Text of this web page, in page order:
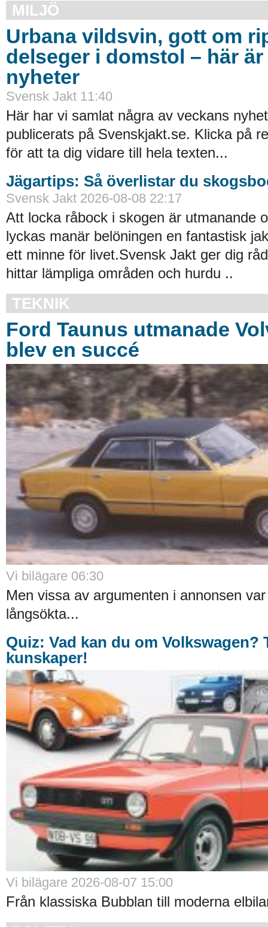
MILJÖ
Urbana vildsvin, gott om
delseger i domstol – här
nyheter
Svensk Jakt 11:40
Här har vi samlat några av veckans
publicerats på Svenskjakt.se. Klicka på
för att ta dig vidare till hela texten...
Jägartips: Så överlistar du
Svensk Jakt 2026-08-08 22:17
Att locka råbock i skogen är utmanande
lyckas manär belöningen en fantastisk
ett minne för livet.Svensk Jakt ger dig
hittar lämpliga områden och hurdu ..
TEKNIK
Ford Taunus utmanade
blev en succé
Vi bilägare 06:30
Men vissa av argumenten i annonsen
långsökta...
Quiz: Vad kan du om Volkswagen?
kunskaper!
Vi bilägare 2026-08-07 15:00
Från klassiska Bubblan till moderna